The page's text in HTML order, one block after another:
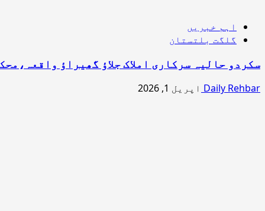
اہم خبریں
گلگت بلتستان
سکردو حالیہ سرکاری املاک جلاؤ گھیراؤ واقعہ،محکمانہ
Daily Rehbar اپریل 1, 2026